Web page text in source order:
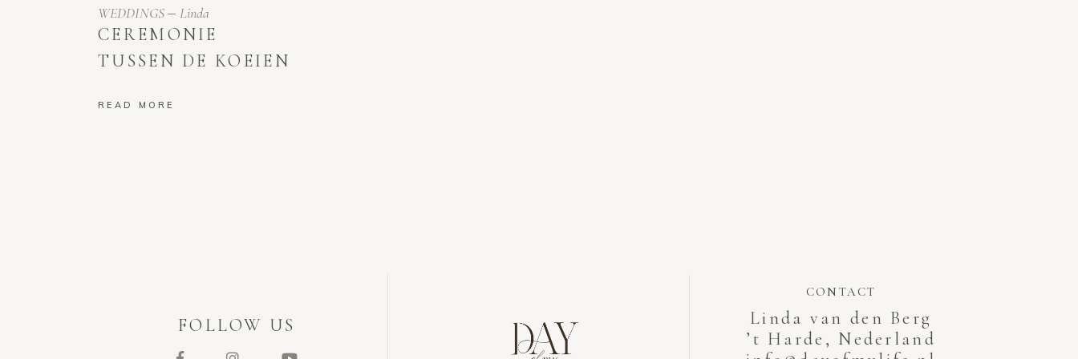
WEDDINGS Linda
CEREMONIE
TUSSEN DE KOEIEN
READ MORE
FOLLOW US
CONTACT
Linda van den Berg
’t Harde, Nederland